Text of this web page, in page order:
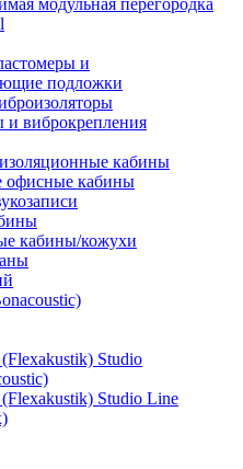
модульная перегородка
и
подложки
и виброкрепления
кабины
офисные кабины
кабины/кожухи
Studio
Studio Line